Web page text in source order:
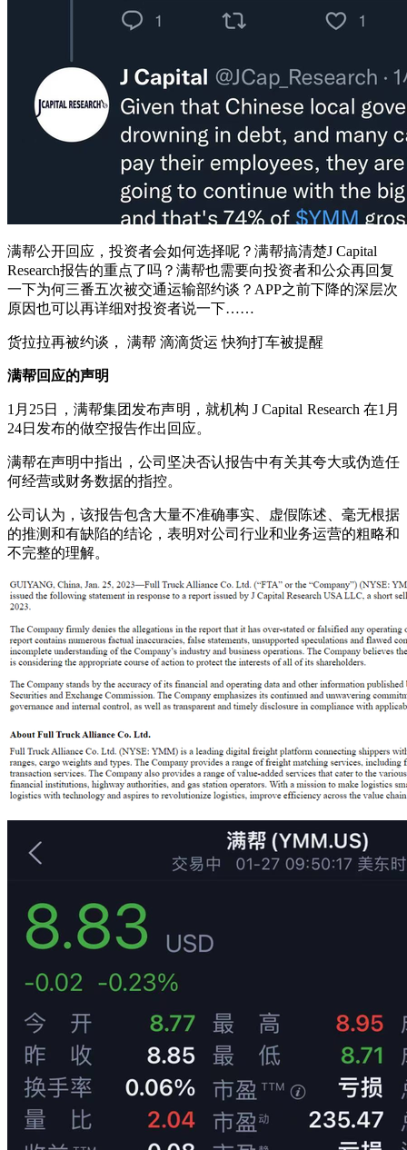
满帮公开回应，投资者会如何选择呢？满帮搞清楚J Capital
Research报告的重点了吗？满帮也需要向投资者和公众再回复
一下为何三番五次被交通运输部约谈？ APP之前下降的深层次
原因也可以再详细对投资者说一下……
货拉拉再被约谈， 满帮 滴滴货运 快狗打车被提醒
满帮回应的声明
1月25日，满帮集团发布声明，就机构 J Capital Research 在1月
24日发布的做空报告作出回应。
满帮在声明中指出，公司坚决否认报告中有关其夸大或伪造任
何经营或财务数据的指控。
公司认为，该报告包含大量不准确事实、虚假陈述、毫无根据
的推测和有缺陷的结论，表明对公司行业和业务运营的粗略和
不完整的理解。